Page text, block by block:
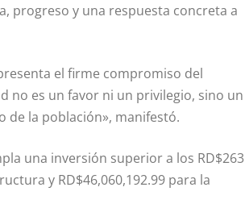
progreso y una respuesta concreta a
el firme compromiso del
no es un favor ni un privilegio, sino un
de la población», manifestó.
una inversión superior a los RD$263
y RD$46,060,192.99 para la